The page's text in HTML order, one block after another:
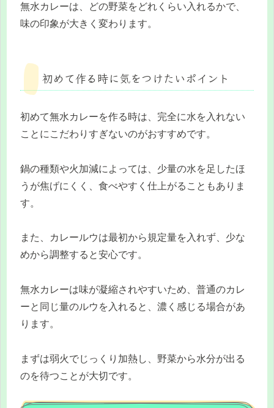
無水カレーは、どの野菜をどれくらい入れるかで、
味の印象が大きく変わります。
初めて作る時に気をつけたいポイント
初めて無水カレーを作る時は、完全に水を入れない
ことにこだわりすぎないのがおすすめです。
鍋の種類や火加減によっては、少量の水を足したほ
うが焦げにくく、食べやすく仕上がることもありま
す。
また、カレールウは最初から規定量を入れず、少な
めから調整すると安心です。
無水カレーは味が凝縮されやすいため、普通のカレ
ーと同じ量のルウを入れると、濃く感じる場合があ
ります。
まずは弱火でじっくり加熱し、野菜から水分が出る
のを待つことが大切です。